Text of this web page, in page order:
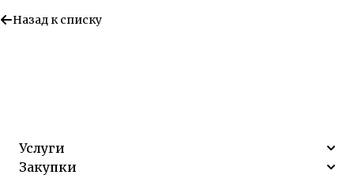
Назад к списку
Услуги
Закупки